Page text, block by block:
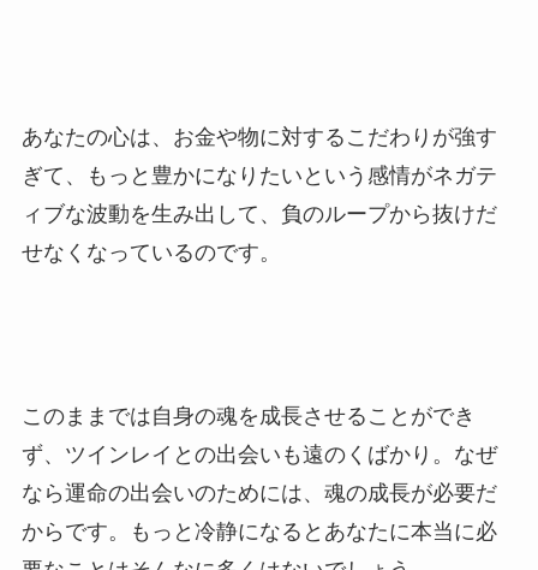
あなたの心は、お金や物に対するこだわりが強す
ぎて、もっと豊かになりたいという感情がネガテ
ィブな波動を生み出して、負のループから抜けだ
せなくなっているのです。
このままでは自身の魂を成長させることができ
ず、ツインレイとの出会いも遠のくばかり。なぜ
なら運命の出会いのためには、魂の成長が必要だ
からです。もっと冷静になるとあなたに本当に必